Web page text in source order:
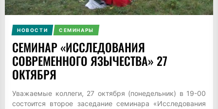
НОВОСТИ СЕМИНАРЫ
СЕМИНАР «ИССЛЕДОВАНИЯ
СОВРЕМЕННОГО ЯЗЫЧЕСТВА» 27
ОКТЯБРЯ
Уважаемые коллеги, 27 октября (понедельник) в 19-00
состоится второе заседание семинара «Исследования